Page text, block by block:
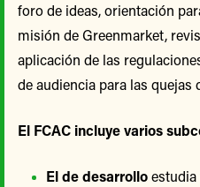
foro de ideas, orientación
misión de Greenmarket,
aplicación de las
de audiencia para las quejas
El FCAC incluye varios
El de desarrollo